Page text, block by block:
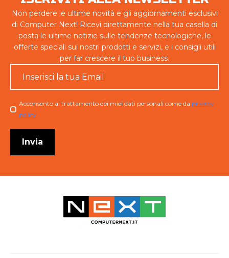
Non perdere le ultime novità e gli aggiornamenti esclusivi
di Computer Next! Ricevi direttamente nella tua casella di
posta le ultime notizie sulle tendenze tecnologiche, le
offerte speciali sui nostri prodotti e servizi, e i consigli utili
per far crescere il tuo business.
Email
Checkbox
Acconsento al trattamento dei miei dati personali come da privacy
policy
Invia